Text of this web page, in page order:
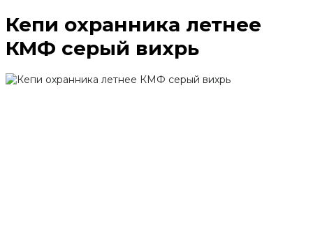
Кепи охранника летнее
КМФ серый вихрь